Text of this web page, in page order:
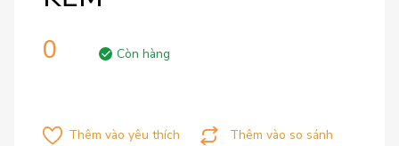
0 Còn hàng
Thêm vào so sánh
Thêm vào yêu thích